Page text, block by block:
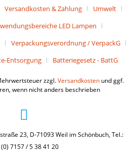
Versandkosten & Zahlung
Umwelt
LED Lampen
Verpackungsverordnung / VerpackG
Entsorgung
Batteriegesetz - BattG
zzgl.Versandkosten und ggf.
wenn nicht anders beschrieben
23, D-71093 Weil im Schönbuch, Tel.:
7157 / 5 38 41 20